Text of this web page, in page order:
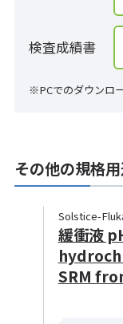
検査成績書
※PCでのダウンロ
その他の規格
Solstice-
緩衝液
SRM